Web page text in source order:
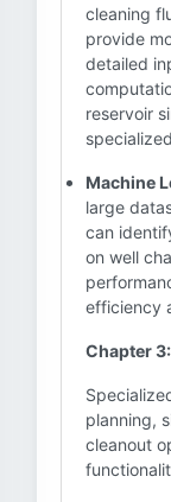
cleaning
provide
detailed
reservoir
Machine
large
can
on well
efficiency
Chapter
planning,
cleanout